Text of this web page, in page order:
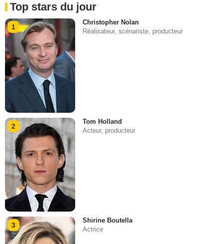
Top stars du jour
1
Christopher Nolan
Réalisateur, scénariste, producteur
2
Tom Holland
Acteur, producteur
3
Shirine Boutella
Actrice